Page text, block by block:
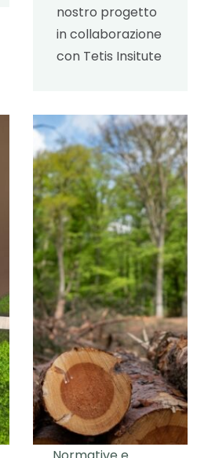
nostro progetto
in collaborazione
con Tetis Insitute